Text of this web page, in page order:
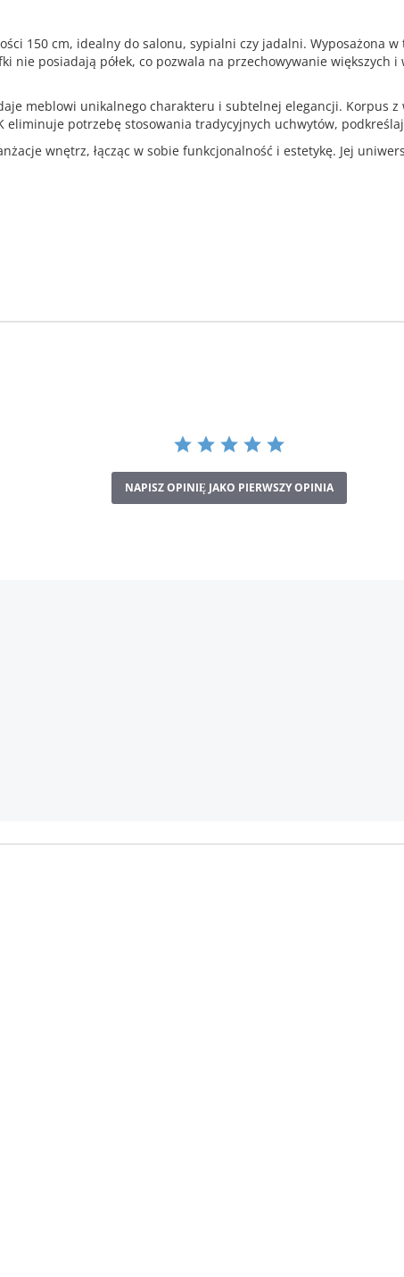
150 cm, idealny do salonu, sypialni czy jadalni. Wyposażona
nie posiadają półek, co pozwala na przechowywanie
meblowi unikalnego charakteru i subtelnej elegancji. Korpus
eliminuje potrzebę stosowania tradycyjnych uchwytów,
wnętrz, łącząc w sobie funkcjonalność i estetykę. Jej
NAPISZ OPINIĘ JAKO PIERWSZY OPINIA